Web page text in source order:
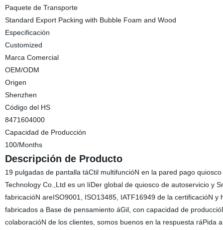
Paquete de Transporte
Standard Export Packing with Bubble Foam and Wood
Especificación
Customized
Marca Comercial
OEM/ODM
Origen
Shenzhen
Código del HS
8471604000
Capacidad de Producción
100/Months
Descripción de Producto
19 pulgadas de pantalla táCtil multifuncióN en la pared pago
Technology Co.,Ltd es un líDer global de quiosco de autoservicio y
fabricacióN areISO9001, ISO13485, IATF16949 de la certificacióN
fabricados a Base de pensamiento áGil, con capacidad de
colaboracióN de los clientes, somos buenos en la respuesta ráPida